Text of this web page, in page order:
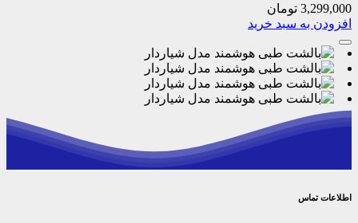
3,299,000 تومان
افزودن به سبد خرید
اطلاعات تماس